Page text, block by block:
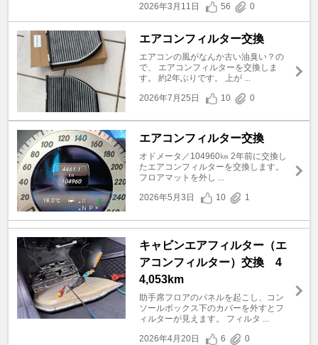
2026年3月11日
56 0
エアコンフィルター交換
エアコンの風がなんか古い油臭い？の
で、 エアコンフィルターを交換しま
す。 約2年ぶりです。 上が ...
2026年7月25日
10 0
エアコンフィルター交換
オドメータ／104960㎞ 2年前に交換し
たエアコンフィルターを交換します。
フロアマットを外し ...
2026年5月3日
10 1
キャビンエアフィルター（エ
アコンフィルター）交換 4
4,053km
助手席フロアのパネルを起こし、コン
ソールボックス下のカバーを外すとフ
ィルターが見えます。 フィルタ ...
2026年4月20日
6 0